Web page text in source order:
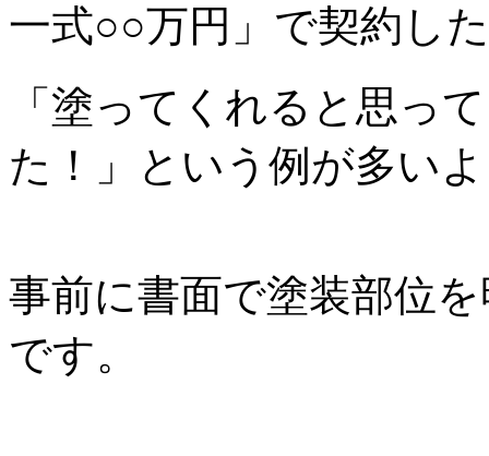
一式○○万円」で契約し
「塗ってくれると思っ
た！」という例が多い
事前に書面で塗装部位
です。